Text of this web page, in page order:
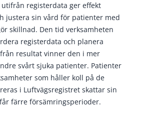
registerdata ger effekt
justera sin vård för patienter med
skillnad. Den tid verksamheten
registerdata och planera
resultat vinner den i mer
svårt sjuka patienter. Patienter
som håller koll på de
i Luftvägsregistret skattar sin
färre försämringsperioder.